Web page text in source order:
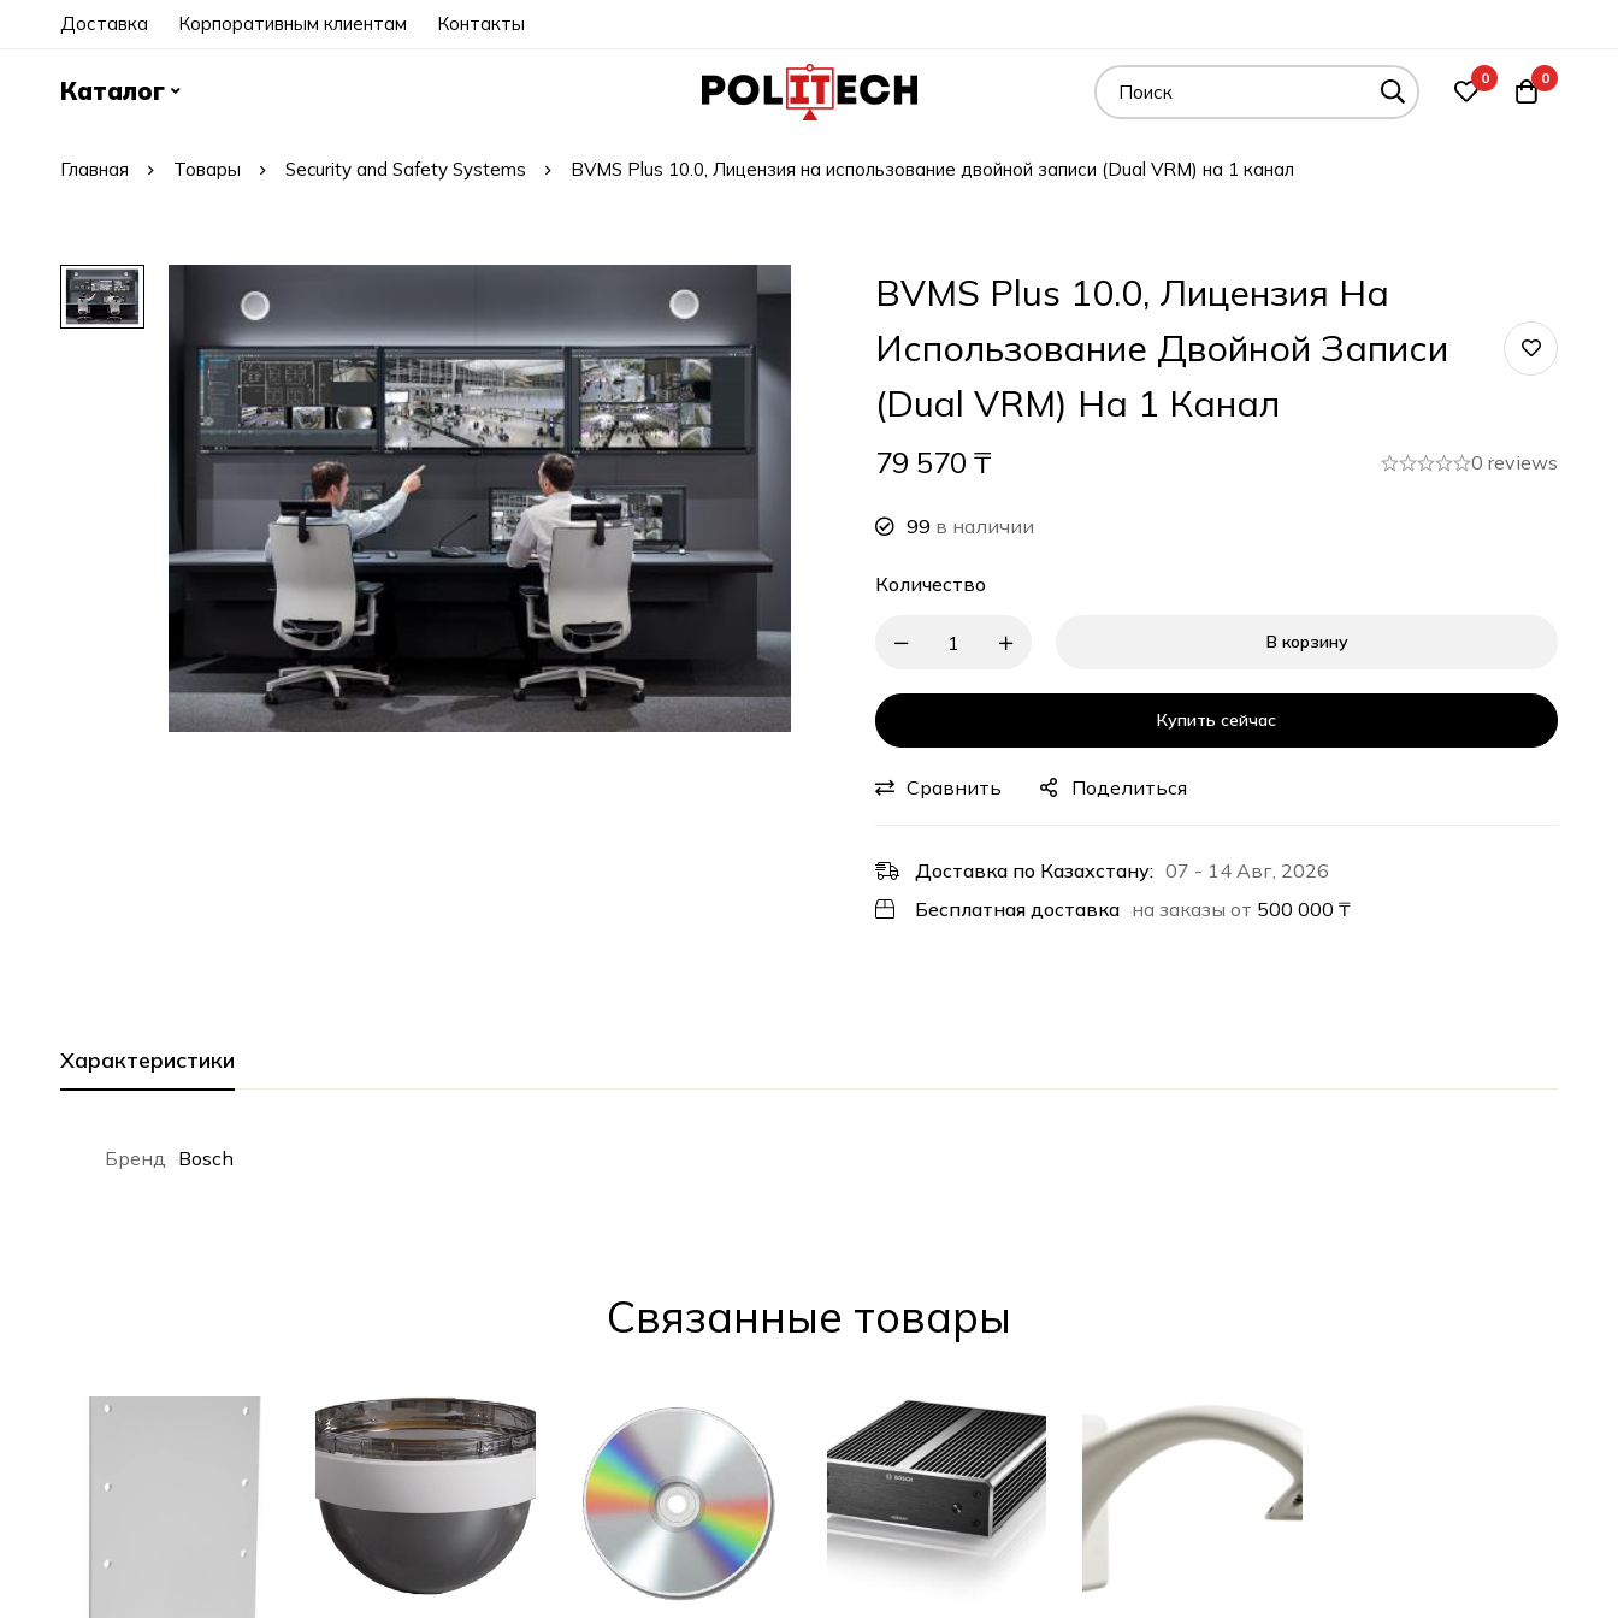
Доставка Корпоративным клиентам Контакты
Каталог 0 0
Главная Товары Security and Safety Systems BVMS Plus 10.0, Лицензия на использование двойной записи (Dual VRM) на 1 канал
BVMS Plus 10.0, Лицензия На
Использование Двойной Записи
(Dual VRM) На 1 Канал
79 570 ₸ 0 reviews
99 в наличии
Количество
В корзину
Купить сейчас
Сравнить Поделиться
Доставка по Казахстану: 07 - 14 Авг, 2026
Бесплатная доставка на заказы от 500 000 ₸
Характеристики
Бренд Bosch
Cвязанные товары